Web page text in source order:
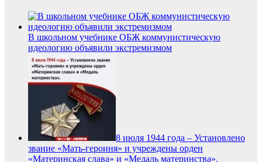
В школьном учебнике ОБЖ коммунистическую
идеологию объявили экстремизмом
8 июля 1944 года – Установлено
звание «Мать-героиня» и учреждены орден
«Материнская слава» и «Медаль материнства».